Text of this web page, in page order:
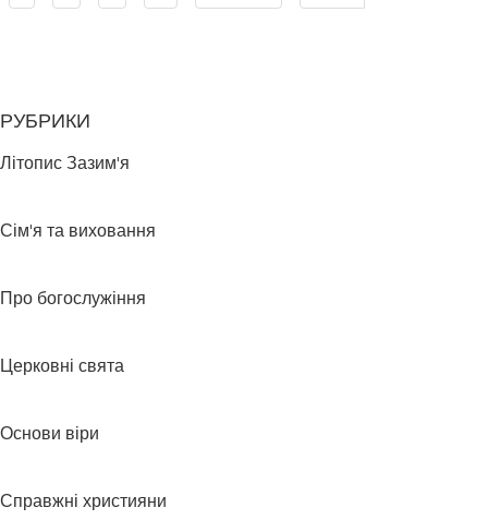
РУБРИКИ
Літопис Зазим'я
Сім'я та виховання
Про богослужіння
Церковні свята
Основи віри
Справжні християни